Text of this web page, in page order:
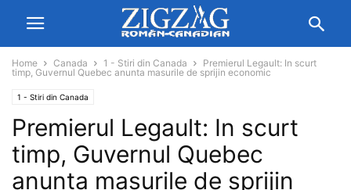
Home Canada 1 - Stiri din Canada
Premierul Legault: In scurt
timp, Guvernul Quebec anunta masurile de sprijin economic
1 - Stiri din Canada
Premierul Legault: In scurt
timp, Guvernul Quebec
anunta masurile de sprijin